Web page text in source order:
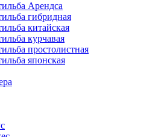
Арендса
гибридная
китайская
курчавая
простолистная
японская